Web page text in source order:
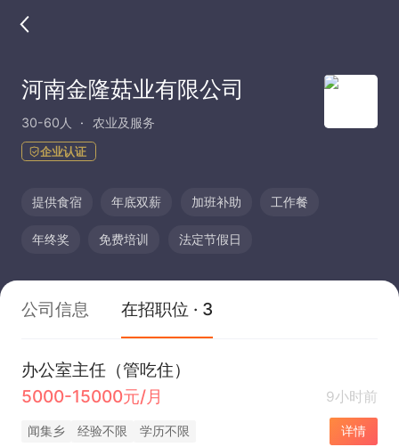
河南金隆菇业有限公司
30-60人 农业及服务
企业认证
提供食宿 年底双薪 加班补助 工作餐
年终奖 免费培训 法定节假日
公司信息 在招职位 · 3
办公室主任（管吃住）
5000-15000元/月
9小时前
闻集乡 经验不限 学历不限 详情